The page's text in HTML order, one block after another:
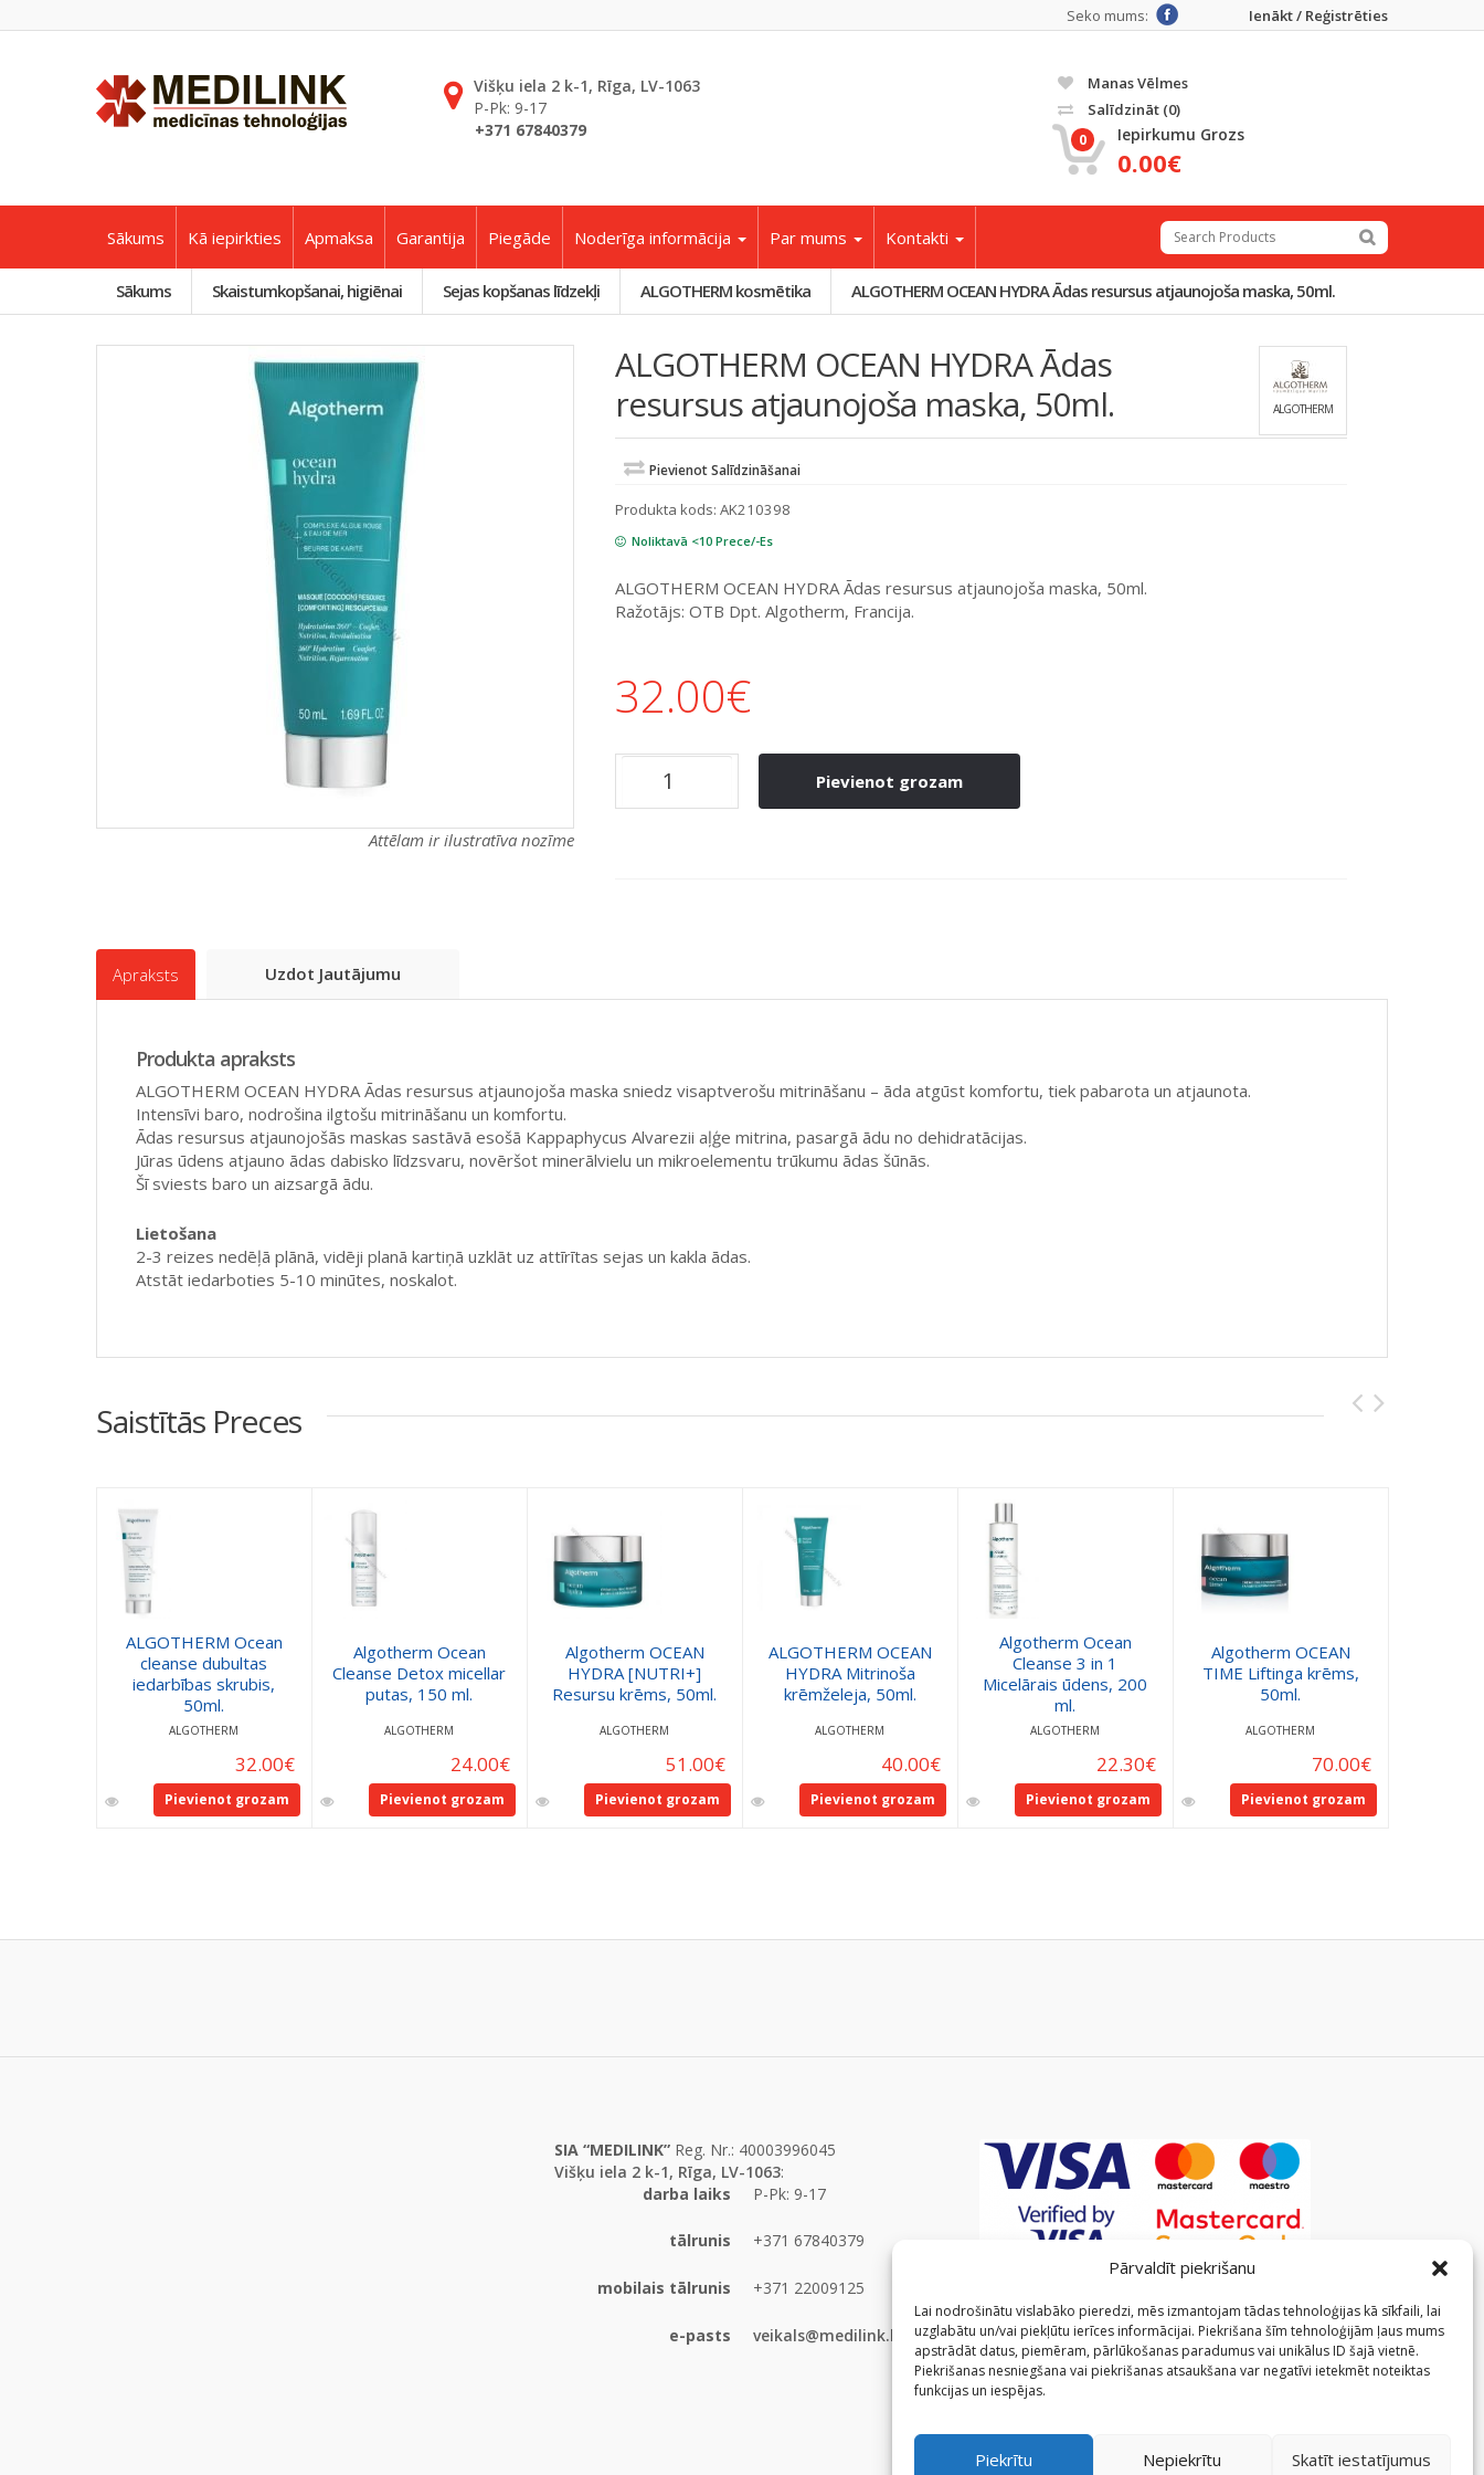
Pārvaldīt piekrišanu
Lai nodrošinātu vislabāko pieredzi, mēs izmantojam tādas tehnoloģijas kā sīkfaili, lai
uzglabātu un/vai piekļūtu ierīces informācijai. Piekrišana šīm tehnoloģijām ļaus mums
apstrādāt datus, piemēram, pārlūkošanas paradumus vai unikālus ID šajā vietnē.
Piekrišanas nesniegšana vai piekrišanas atsaukšana var negatīvi ietekmēt noteiktas
funkcijas un iespējas.
Piekrītu Nepiekrītu Skatīt iestatījumus
Ienākt / Reģistrēties
Seko mums:
Višķu iela 2 k-1, Rīga, LV-1063
P-Pk: 9-17
+371 67840379
Manas Vēlmes
Salīdzināt (0)
0 Iepirkumu Grozs
0.00€
Sākums Kā iepirkties Apmaksa Garantija Piegāde Noderīga informācija Par mums Kontakti
Sākums Skaistumkopšanai, higiēnai Sejas kopšanas līdzekļi ALGOTHERM kosmētika ALGOTHERM OCEAN HYDRA Ādas resursus atjaunojoša maska, 50ml.
Attēlam ir ilustratīva nozīme
ALGOTHERM OCEAN HYDRA Ādas
resursus atjaunojoša maska, 50ml.
ALGOTHERM
Pievienot Salīdzināšanai
Produkta kods: AK210398
Noliktavā <10 Prece/-Es
ALGOTHERM OCEAN HYDRA Ādas resursus atjaunojoša maska, 50ml.
Ražotājs: OTB Dpt. Algotherm, Francija.
32.00€
Pievienot grozam
Apraksts Uzdot Jautājumu
Produkta apraksts
ALGOTHERM OCEAN HYDRA Ādas resursus atjaunojoša maska sniedz visaptverošu mitrināšanu – āda atgūst komfortu, tiek pabarota un atjaunota.
Intensīvi baro, nodrošina ilgtošu mitrināšanu un komfortu.
Ādas resursus atjaunojošās maskas sastāvā esošā Kappaphycus Alvarezii aļģe mitrina, pasargā ādu no dehidratācijas.
Jūras ūdens atjauno ādas dabisko līdzsvaru, novēršot minerālvielu un mikroelementu trūkumu ādas šūnās.
Šī sviests baro un aizsargā ādu.
Lietošana
2-3 reizes nedēļā plānā, vidēji planā kartiņā uzklāt uz attīrītas sejas un kakla ādas.
Atstāt iedarboties 5-10 minūtes, noskalot.
Saistītās Preces
ALGOTHERM Ocean
cleanse dubultas
iedarbības skrubis,
50ml.
ALGOTHERM
32.00€
Pievienot grozam
Algotherm Ocean
Cleanse Detox micellar
putas, 150 ml.
ALGOTHERM
24.00€
Pievienot grozam
Algotherm OCEAN
HYDRA [NUTRI+]
Resursu krēms, 50ml.
ALGOTHERM
51.00€
Pievienot grozam
ALGOTHERM OCEAN
HYDRA Mitrinoša
krēmželeja, 50ml.
ALGOTHERM
40.00€
Pievienot grozam
Algotherm Ocean
Cleanse 3 in 1
Micelārais ūdens, 200
ml.
ALGOTHERM
22.30€
Pievienot grozam
Algotherm OCEAN
TIME Liftinga krēms,
50ml.
ALGOTHERM
70.00€
Pievienot grozam
SIA “MEDILINK” Reg. Nr.: 40003996045
Višķu iela 2 k-1, Rīga, LV-1063:
darba laiks
P-Pk: 9-17
tālrunis +371 67840379
mobilais tālrunis +371 22009125
e-pasts veikals@medilink.lv